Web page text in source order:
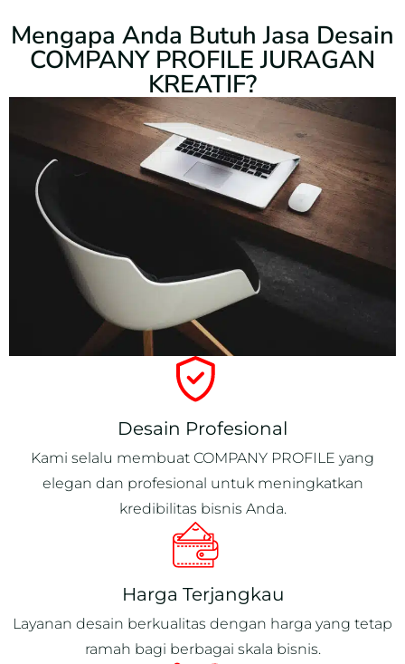
Mengapa Anda Butuh Jasa Desain
COMPANY PROFILE JURAGAN
KREATIF?
Desain Profesional
Kami selalu membuat COMPANY PROFILE yang
elegan dan profesional untuk meningkatkan
kredibilitas bisnis Anda.
Harga Terjangkau
Layanan desain berkualitas dengan harga yang tetap
ramah bagi berbagai skala bisnis.